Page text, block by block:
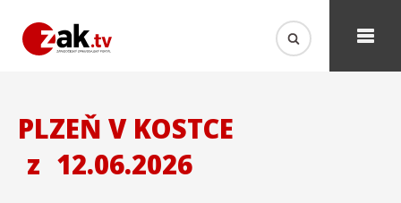
PLZEŇ V KOSTCE
z 12.06.2026